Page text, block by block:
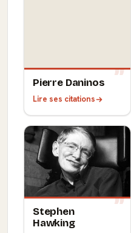
Pierre Daninos
Lire ses citations
Stephen
Hawking